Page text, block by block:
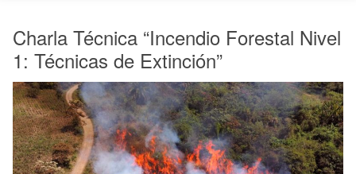
Charla Técnica “Incendio Forestal Nivel
1: Técnicas de Extinción”